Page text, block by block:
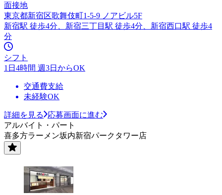
面接地
東京都新宿区歌舞伎町1-5-9 ノアビル5F
新宿駅 徒歩4分、新宿三丁目駅 徒歩4分、新宿西口駅 徒歩4
分
シフト
1日4時間 週3日からOK
交通費支給
未経験OK
詳細を見る
応募画面に進む
アルバイト・パート
喜多方ラーメン坂内新宿パークタワー店